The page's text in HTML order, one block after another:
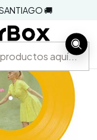
🚚